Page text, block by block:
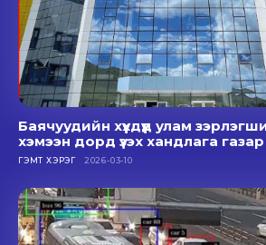
Баячуудийн хүүхдүүд улам
хэмээн дорд үзэх хандлага
ГЭМТ ХЭРЭГ 2026-03-10